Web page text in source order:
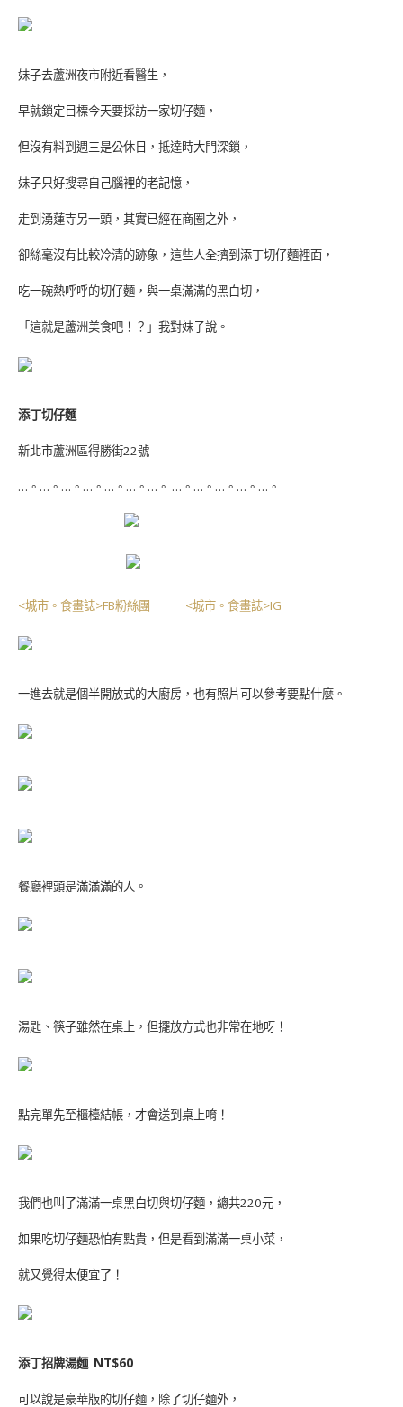
妹子去蘆洲夜市附近看醫生，
早就鎖定目標今天要採訪一家切仔麵，
但沒有料到週三是公休日，抵達時大門深鎖，
妹子只好搜尋自己腦裡的老記憶，
走到湧蓮寺另一頭，其實已經在商圈之外，
卻絲毫沒有比較冷清的跡象，這些人全擠到添丁切仔麵裡面，
吃一碗熱呼呼的切仔麵，與一桌滿滿的黑白切，
「這就是蘆洲美食吧！？」我對妹子說。
添丁切仔麵
新北市蘆洲區得勝街22號
…。…。…。…。…。…。…。 …。…。…。…。…。
<城市。食畫誌>FB粉絲團 <城市。食畫誌>IG
一進去就是個半開放式的大廚房，也有照片可以參考要點什麼。
餐廳裡頭是滿滿滿的人。
湯匙、筷子雖然在桌上，但擺放方式也非常在地呀！
點完單先至櫃檯結帳，才會送到桌上唷！
我們也叫了滿滿一桌黑白切與切仔麵，總共220元，
如果吃切仔麵恐怕有點貴，但是看到滿滿一桌小菜，
就又覺得太便宜了！
添丁招牌湯麵 NT$60
可以說是豪華版的切仔麵，除了切仔麵外，